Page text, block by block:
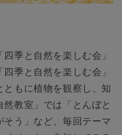
季と自然を楽しむ会」
季と自然を楽しむ会」
もに植物を観察し、知
教室」では「とんぼと
う」など、毎回テーマ